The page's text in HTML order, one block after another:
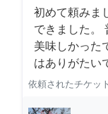
初めて頼みま
できました。
美味しかった
はありがたい
依頼されたチケット